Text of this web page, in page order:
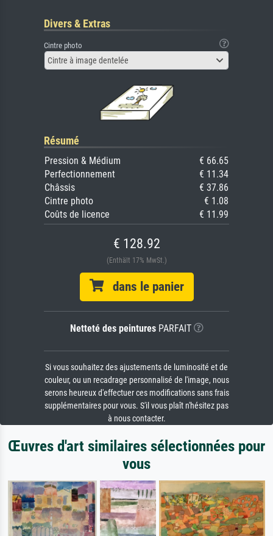
Divers & Extras
Cintre photo
Cintre à image dentelée
Résumé
Pression & Médium
€ 66.65
Perfectionnement
€ 11.34
Châssis
€ 37.86
Cintre photo
€ 1.08
Coûts de licence
€ 11.99
€ 128.92
(Enthält 17% MwSt.)
dans le panier
Netteté des peinturesPARFAIT
Si vous souhaitez des ajustements de luminosité et de
couleur, ou un recadrage personnalisé de l'image, nous
serons heureux d'effectuer ces modifications sans frais
supplémentaires pour vous. S'il vous plaît n'hésitez pas
à nous contacter.
Œuvres d'art similaires sélectionnées pour
vous